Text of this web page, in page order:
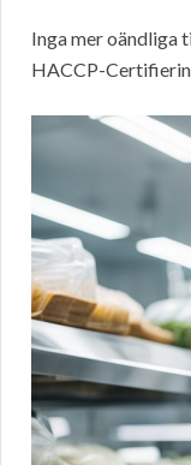
Inga mer oändliga
HACCP-